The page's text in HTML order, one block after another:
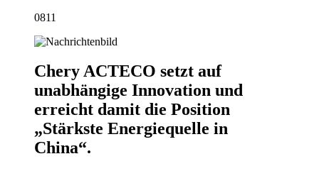
0811
Chery ACTECO setzt auf
unabhängige Innovation und
erreicht damit die Position
„Stärkste Energiequelle in
China“.